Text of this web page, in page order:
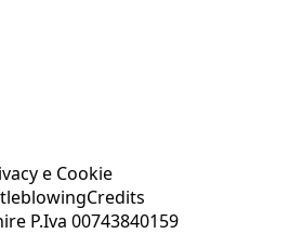
e Cookie
Credits
P.Iva 00743840159